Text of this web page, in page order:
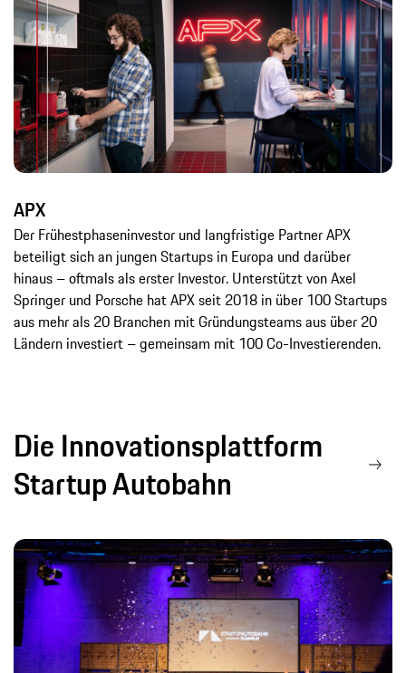
APX
Der Frühestphaseninvestor und langfristige Partner APX
beteiligt sich an jungen Startups in Europa und darüber
hinaus – oftmals als erster Investor. Unterstützt von Axel
Springer und Porsche hat APX seit 2018 in über 100 Startups
aus mehr als 20 Branchen mit Gründungsteams aus über 20
Ländern investiert – gemeinsam mit 100 Co-Investierenden.
Die Innovationsplattform
Startup Autobahn